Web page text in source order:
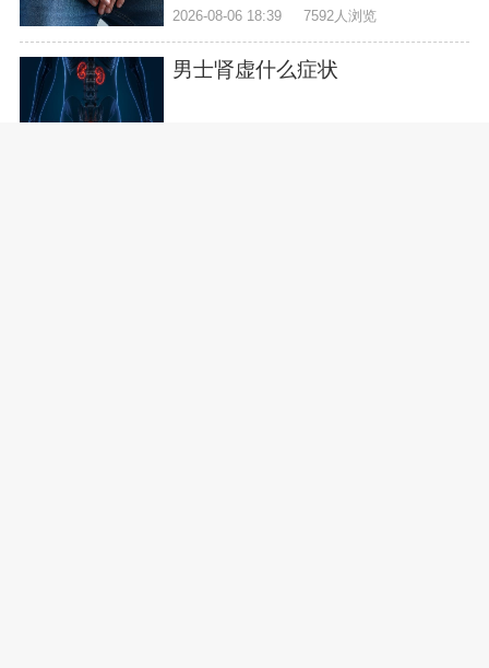
2026-08-06 18:39 7592人浏览
男士肾虚什么症状